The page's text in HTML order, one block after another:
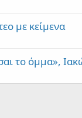
με κείμενα
το όμμα»,